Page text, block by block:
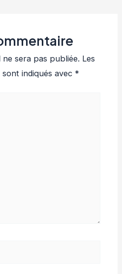
sera pas publiée. Les
indiqués avec *